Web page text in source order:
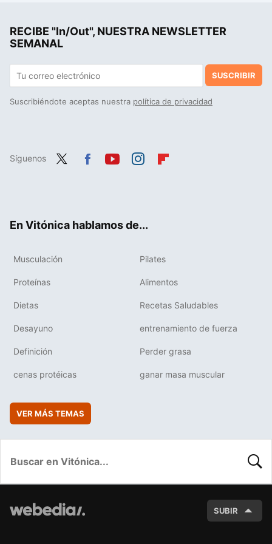
RECIBE "In/Out", NUESTRA NEWSLETTER
SEMANAL
SUSCRIBIR
Suscribiéndote aceptas nuestra política de privacidad
Síguenos
En Vitónica hablamos de...
Musculación Pilates
Proteínas Alimentos
Dietas Recetas Saludables
Desayuno entrenamiento de fuerza
Definición Perder grasa
cenas protéicas ganar masa muscular
VER MÁS TEMAS
SUBIR